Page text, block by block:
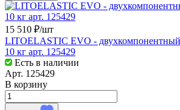
15 510 ₽/шт
LITOELASTIC EVO -
10 кг арт. 125429
Есть в наличии
Арт. 125429
В корзину